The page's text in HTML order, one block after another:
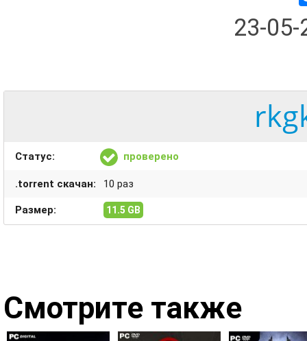
23-
Статус: проверено
.torrent скачан: 10 раз
Размер: 11.5 GB
Смотрите также